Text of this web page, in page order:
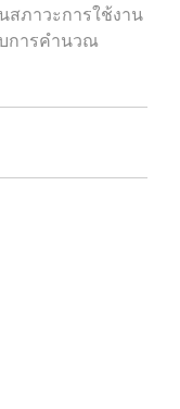
ภาวะการใช้งาน
การคำนวณ